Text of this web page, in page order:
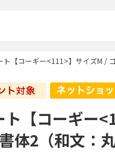
ト【コーギー<111>】サイズM /
【コーギー
体2（和文：